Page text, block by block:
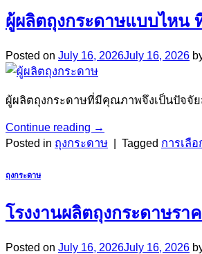
ผู้ผลิตถุงกระดาษแบบไหน
Posted on July 16, 2026July 16, 2026
ผู้ผลิตถุงกระดาษที่มีคุณภาพจึงเป็นปัจจั
Continue reading →
Posted in ถุงกระดาษ | Tagged การเลือ
ถุงกระดาษ
โรงงานผลิตถุงกระดาษรา
Posted on July 16, 2026July 16, 2026